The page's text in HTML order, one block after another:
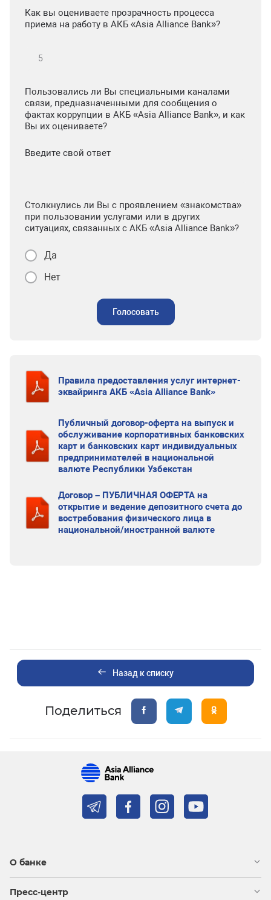
Как вы оцениваете прозрачность процесса
приема на работу в АКБ «Asia Alliance Bank»?
Пользовались ли Вы специальными каналами
связи, предназначенными для сообщения о
фактах коррупции в АКБ «Asia Alliance Bank», и как
Вы их оцениваете?
Введите свой ответ
Столкнулись ли Вы с проявлением «знакомства»
при пользовании услугами или в других
ситуациях, связанных с АКБ «Asia Alliance Bank»?
Да
Нет
Голосовать
Правила предоставления услуг интернет-
эквайринга АКБ «Asia Alliance Bank»
Публичный договор-оферта на выпуск и
обслуживание корпоративных банковских
карт и банковских карт индивидуальных
предпринимателей в национальной
валюте Республики Узбекстан
Договор – ПУБЛИЧНАЯ ОФЕРТА на
открытие и ведение депозитного счета до
востребования физического лица в
национальной/иностранной валюте
Назад к списку
Поделиться
О банке
Пресс-центр